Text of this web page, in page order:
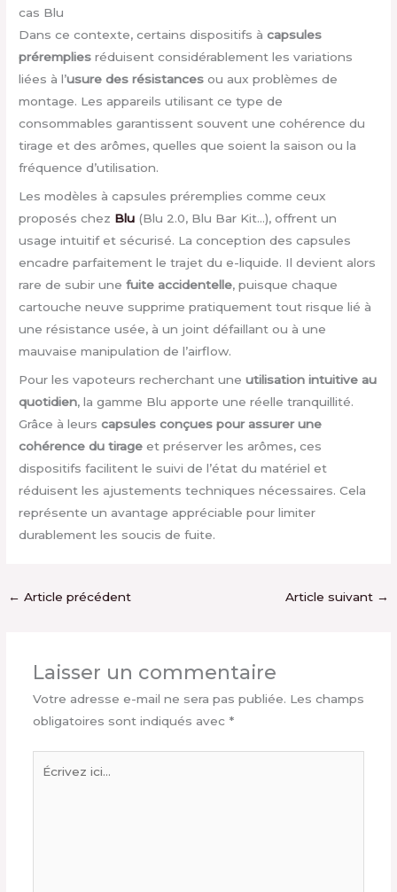
cas Blu
Dans ce contexte, certains dispositifs àcapsules
préremplies réduisent considérablement les variations
liées à l’usure des résistances ou aux problèmes de
montage. Les appareils utilisant ce type de
consommables garantissent souvent une cohérence du
tirage et des arômes, quelles que soient la saison ou la
fréquence d’utilisation.
Les modèles à capsules préremplies comme ceux
proposés chez Blu (Blu 2.0, Blu Bar Kit…), offrent un
usage intuitif et sécurisé. La conception des capsules
encadre parfaitement le trajet du e-liquide. Il devient alors
rare de subir unefuite accidentelle, puisque chaque
cartouche neuve supprime pratiquement tout risque lié à
une résistance usée, à un joint défaillant ou à une
mauvaise manipulation de l’airflow.
Pour les vapoteurs recherchant uneutilisation intuitive au
quotidien, la gamme Blu apporte une réelle tranquillité.
Grâce à leurscapsules conçues pour assurer une
cohérence du tirage et préserver les arômes, ces
dispositifs facilitent le suivi de l’état du matériel et
réduisent les ajustements techniques nécessaires. Cela
représente un avantage appréciable pour limiter
durablement les soucis de fuite.
← Article précédent Article suivant →
Laisser un commentaire
Votre adresse e-mail ne sera pas publiée. Les champs
obligatoires sont indiqués avec *